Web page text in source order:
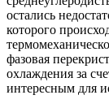
остались
которого
фазовая
охлаждения за
интересным для